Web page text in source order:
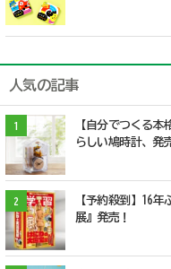
人気の記事
1
【自分でつくる
らしい鳩時計、発
2
【予約殺到】16
展』発売！